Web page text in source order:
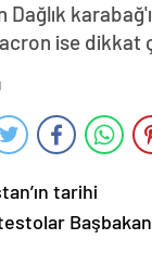
Dağlık
ise
tarihi
Başbakan